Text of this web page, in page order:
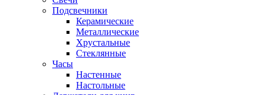
Подсвечники
Керамические
Металлические
Хрустальные
Стеклянные
Часы
Настенные
Настольные